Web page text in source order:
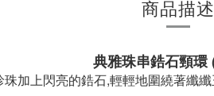
商品描述
典雅珠串鋯石頸環
加上閃亮的鋯石,輕輕地圍繞著纖